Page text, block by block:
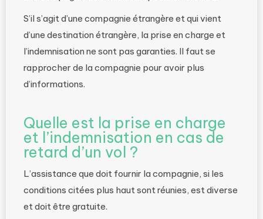
S’il s’agit d’une compagnie étrangère et qui vient
d’une destination étrangère, la prise en charge et
l’indemnisation ne sont pas garanties. Il faut se
rapprocher de la compagnie pour avoir plus
d’informations.
Quelle est la prise en charge
et l’indemnisation en cas de
retard d’un vol ?
L’assistance que doit fournir la compagnie, si les
conditions citées plus haut sont réunies, est diverse
et doit être gratuite.